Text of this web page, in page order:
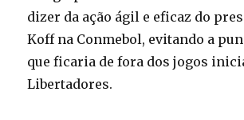
dizer da ação ágil e eficaz do
Koff na Conmebol, evitando a
que ficaria de fora dos jogos
Libertadores.